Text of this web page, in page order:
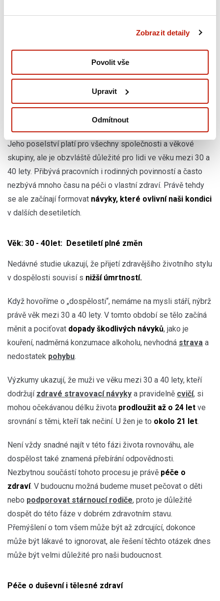
Zobrazit detaily
Povolit vše
Upravit
Odmítnout
můžeme tak budovat zdravější a produktivnější
populaci.“
– Rüdiger Krech, ředitel Oddělení ochrany zdraví
Světové zdravotnické organizace
Jeho poselství platí pro všechny společnosti a věkové
skupiny, ale je obzvláště důležité pro lidi ve věku mezi 30 a
40 lety. Přibývá pracovních i rodinných povinností a často
nezbývá mnoho času na péči o vlastní zdraví. Právě tehdy
se ale začínají formovat návyky, které ovlivní naši kondici
v dalších desetiletích.
Věk: 30 - 40 let: Desetiletí plné změn
Nedávné studie ukazují, že přijetí zdravějšího životního stylu
v dospělosti souvisí s nižší úmrtností.
Když hovoříme o „dospělosti“, nemáme na mysli stáří, nýbrž
právě věk mezi 30 a 40 lety. V tomto období se tělo začíná
měnit a pociťovat dopady škodlivých návyků, jako je
kouření, nadměrná konzumace alkoholu, nevhodná strava a
nedostatek pohybu.
Výzkumy ukazují, že muži ve věku mezi 30 a 40 lety, kteří
dodržují zdravé stravovací návyky a pravidelně cvičí, si
mohou očekávanou délku života prodloužit až o 24 let ve
srovnání s těmi, kteří tak nečiní. U žen je to okolo 21 let.
Není vždy snadné najít v této fázi života rovnováhu, ale
dospělost také znamená přebírání odpovědnosti.
Nezbytnou součástí tohoto procesu je právě péče o
zdraví. V budoucnu možná budeme muset pečovat o děti
nebo podporovat stárnoucí rodiče, proto je důležité
dospět do této fáze v dobrém zdravotním stavu.
Přemýšlení o tom všem může být až zdrcující, dokonce
může být lákavé to ignorovat, ale řešení těchto otázek dnes
může být velmi důležité pro naši budoucnost.
Péče o duševní i tělesné zdraví